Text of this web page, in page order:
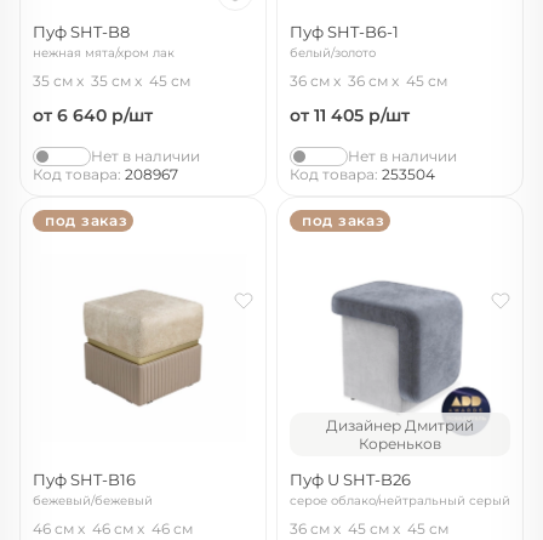
Пуф SHT-B8
нежная мята/хром лак
35 см 35 см 45 см
от 6 640 р/шт
Нет в наличии
Код товара: 208967
Пуф SHT-B6-1
белый/золото
36 см 36 см 45 см
от 11 405 р/шт
Нет в наличии
Код товара: 253504
под заказ
Пуф SHT-B16
бежевый/бежевый
46 см 46 см 46 см
под заказ
Дизайнер Дмитрий
Кореньков
Пуф U SHT-B26
серое облако/нейтральный серый
36 см 45 см 45 см